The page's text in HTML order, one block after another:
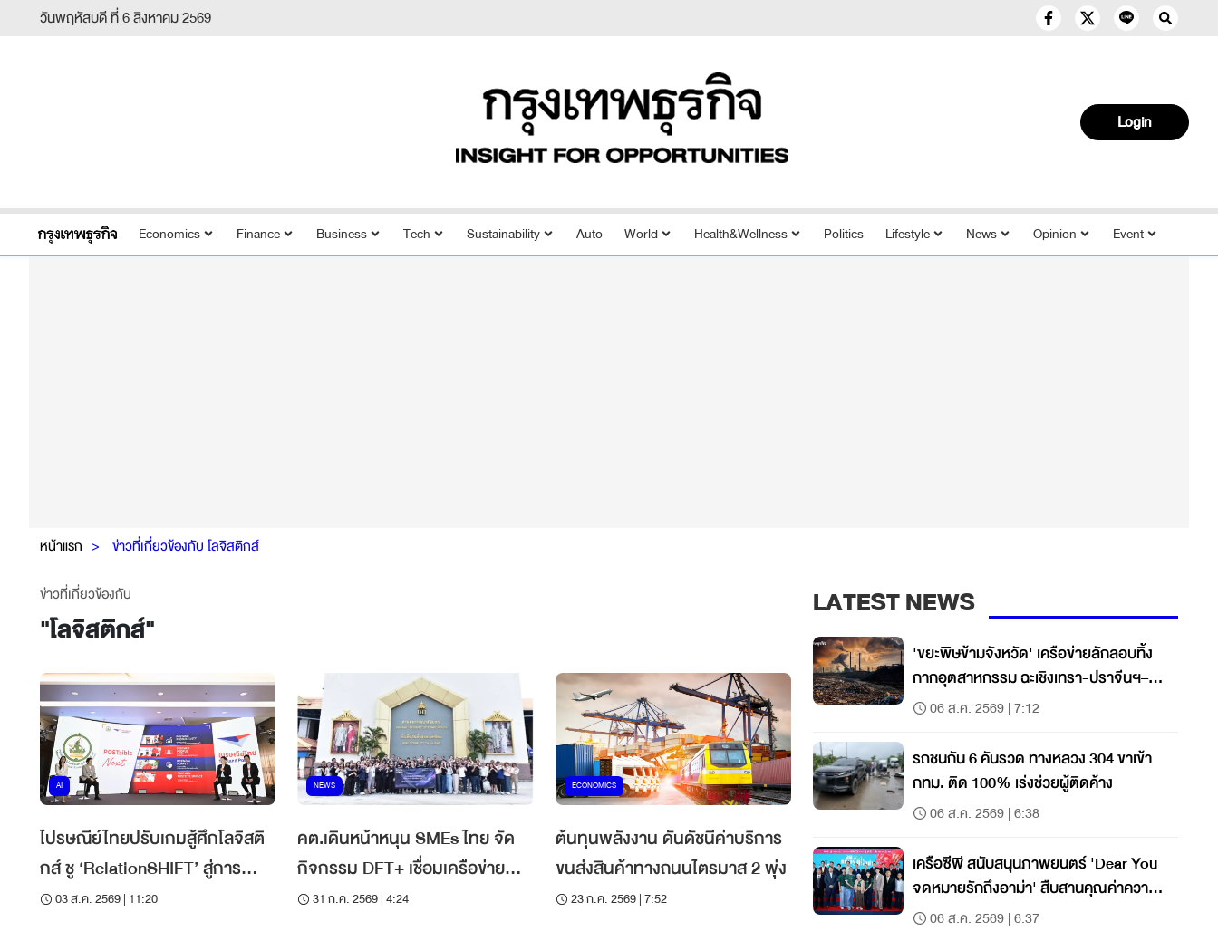
วันพฤหัสบดี ที่ 6 สิงหาคม 2569
Login
Economics Finance Business Tech Sustainability Auto World Health&Wellness Politics Lifestyle News Opinion Event
หน้าแรก ข่าวที่เกี่ยวข้องกับ โลจิสติกส์
ข่าวที่เกี่ยวข้องกับ
"โลจิสติกส์"
AI
ไปรษณีย์ไทยปรับเกมสู้ศึกโลจิสติ
กส์ ชู ‘RelationSHIFT’ สู่การ
สร้างมูลค่าจากข้อมูล
03 ส.ค. 2569 | 11:20
NEWS
คต.เดินหน้าหนุน SMEs ไทย จัด
กิจกรรม DFT+ เชื่อมเครือข่าย
ธุรกิจ
31 ก.ค. 2569 | 4:24
ECONOMICS
ต้นทุนพลังงาน ดันดัชนีค่าบริการ
ขนส่งสินค้าทางถนนไตรมาส 2 พุ่ง
23 ก.ค. 2569 | 7:52
LATEST NEWS
'ขยะพิษข้ามจังหวัด' เครือข่ายลักลอบทิ้ง
กากอุตสาหกรรม ฉะเชิงเทรา-ปราจีนฯ–
สระแก้ว
06 ส.ค. 2569 | 7:12
รถชนกัน 6 คันรวด ทางหลวง 304 ขาเข้า
กทม. ติด 100% เร่งช่วยผู้ติดค้าง
06 ส.ค. 2569 | 6:38
เครือซีพี สนับสนุนภาพยนตร์ 'Dear You
จดหมายรักถึงอาม่า' สืบสานคุณค่าความ
กตัญญู
06 ส.ค. 2569 | 6:37